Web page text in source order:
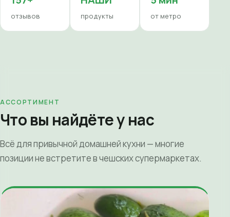
отзывов продукты от метро
АССОРТИМЕНТ
Что вы найдёте у нас
Всё для привычной домашней кухни — многие
позиции не встретите в чешских супермаркетах.